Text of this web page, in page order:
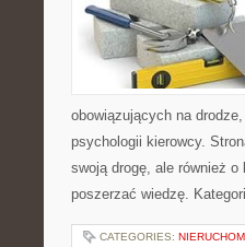
obowiązujących na
psychologii kierowcy.
swoją drogę, ale również
poszerzać wiedzę.
CATEGORIES: